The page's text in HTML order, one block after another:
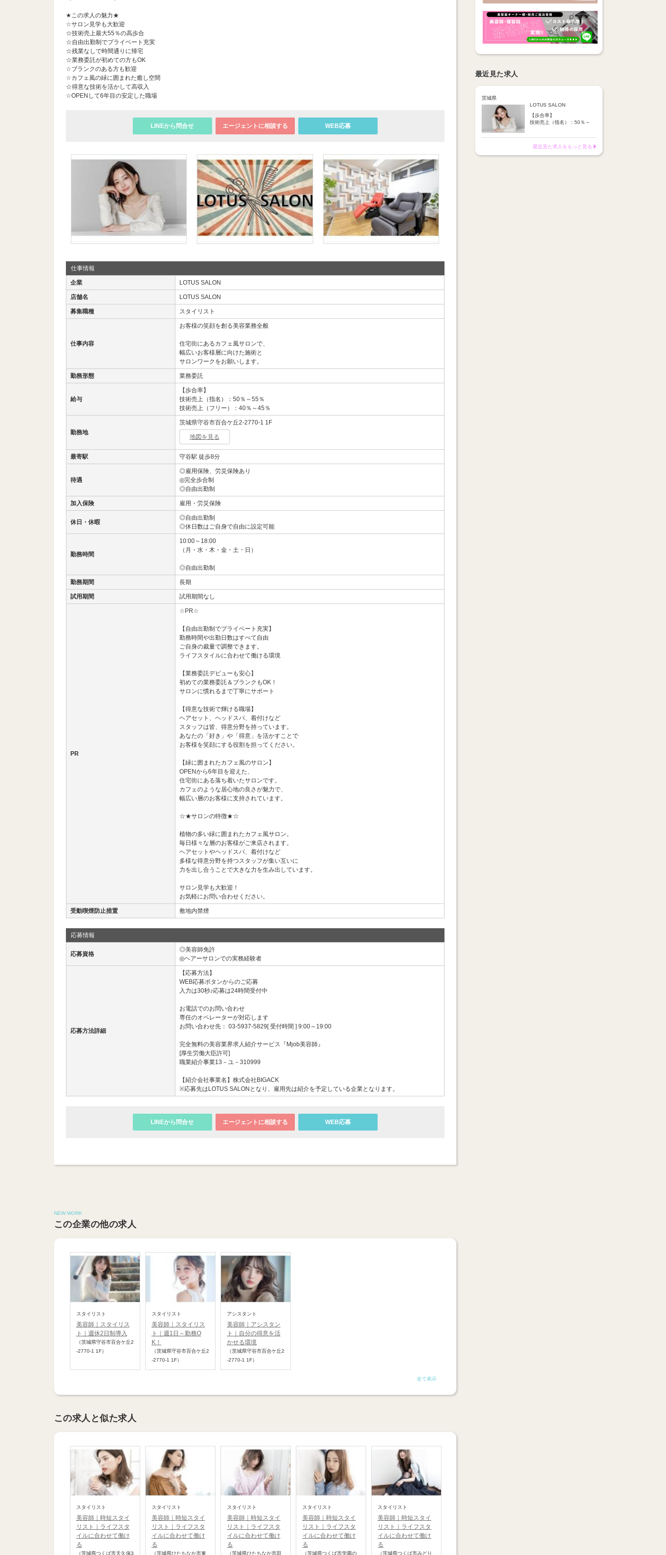
★この求人の魅力★
☆サロン見学も大歓迎
☆技術売上最大55％の高歩合
☆自由出勤制でプライベート充実
☆残業なしで時間通りに帰宅
☆業務委託が初めての方もOK
☆ブランクのある方も歓迎
☆カフェ風の緑に囲まれた癒し空間
☆得意な技術を活かして高収入
☆OPENして6年目の安定した職場
LINEから問合せ エージェントに相談する WEB応募
仕事情報
企業 LOTUS SALON
店舗名 LOTUS SALON
募集職種 スタイリスト
仕事内容
お客様の笑顔を創る美容業務全般
住宅街にあるカフェ風サロンで、
幅広いお客様層に向けた施術と
サロンワークをお願いします。
勤務形態 業務委託
給与
【歩合率】
技術売上（指名）：50％～55％
技術売上（フリー）：40％～45％
勤務地
茨城県守谷市百合ケ丘2-2770-1 1F
地図を見る
最寄駅 守谷駅 徒歩8分
待遇
◎雇用保険、労災保険あり
◎完全歩合制
◎自由出勤制
加入保険 雇用・労災保険
休日・休暇
◎自由出勤制
◎休日数はご自身で自由に設定可能
勤務時間
10:00～18:00
（月・水・木・金・土・日）
◎自由出勤制
勤務期間 長期
試用期間 試用期間なし
PR
☆PR☆
【自由出勤制でプライベート充実】
勤務時間や出勤日数はすべて自由
ご自身の裁量で調整できます。
ライフスタイルに合わせて働ける環境
【業務委託デビューも安心】
初めての業務委託＆ブランクもOK！
サロンに慣れるまで丁寧にサポート
【得意な技術で輝ける職場】
ヘアセット、ヘッドスパ、着付けなど
スタッフは皆、得意分野を持っています。
あなたの「好き」や「得意」を活かすことで
お客様を笑顔にする役割を担ってください。
【緑に囲まれたカフェ風のサロン】
OPENから6年目を迎えた、
住宅街にある落ち着いたサロンです。
カフェのような居心地の良さが魅力で、
幅広い層のお客様に支持されています。
☆★サロンの特徴★☆
植物の多い緑に囲まれたカフェ風サロン。
毎日様々な層のお客様がご来店されます。
ヘアセットやヘッドスパ、着付けなど
多様な得意分野を持つスタッフが集い互いに
力を出し合うことで大きな力を生み出しています。
サロン見学も大歓迎！
お気軽にお問い合わせください。
受動喫煙防止措置 敷地内禁煙
応募情報
応募資格
◎美容師免許
◎ヘアーサロンでの実務経験者
応募方法詳細
【応募方法】
WEB応募ボタンからのご応募
入力は30秒♪応募は24時間受付中
お電話でのお問い合わせ
専任のオペレーターが対応します
お問い合わせ先： 03-5937-5829[ 受付時間 ] 9:00～19:00
完全無料の美容業界求人紹介サービス『Mjob美容師』
[厚生労働大臣許可]
職業紹介事業13－ユ－310999
【紹介会社事業名】株式会社BIGACK
※応募先はLOTUS SALONとなり、雇用先は紹介を予定している企業となります。
LINEから問合せ エージェントに相談する WEB応募
NEW WORK
この企業の他の求人
スタイリスト
美容師｜スタイリス
ト｜週休2日制導入
（茨城県守谷市百合ケ丘2
-2770-1 1F）
スタイリスト
美容師｜スタイリス
ト｜週1日～勤務O
K！
（茨城県守谷市百合ケ丘2
-2770-1 1F）
アシスタント
美容師｜アシスタン
ト｜自分の得意を活
かせる環境
（茨城県守谷市百合ケ丘2
-2770-1 1F）
全て表示
この求人と似た求人
スタイリスト
美容師｜時短スタイ
リスト｜ライフスタ
イルに合わせて働け
る
（茨城県つくば市天久保3
スタイリスト
美容師｜時短スタイ
リスト｜ライフスタ
イルに合わせて働け
る
（茨城県ひたちなか市東
スタイリスト
美容師｜時短スタイ
リスト｜ライフスタ
イルに合わせて働け
る
（茨城県ひたちなか市田
スタイリスト
美容師｜時短スタイ
リスト｜ライフスタ
イルに合わせて働け
る
（茨城県つくば市学園の
スタイリスト
美容師｜時短スタイ
リスト｜ライフスタ
イルに合わせて働け
る
（茨城県つくば市みどり
最近見た求人
茨城県
LOTUS SALON
【歩合率】
技術売上（指名）：50％～
最近見た求人をもっと見る